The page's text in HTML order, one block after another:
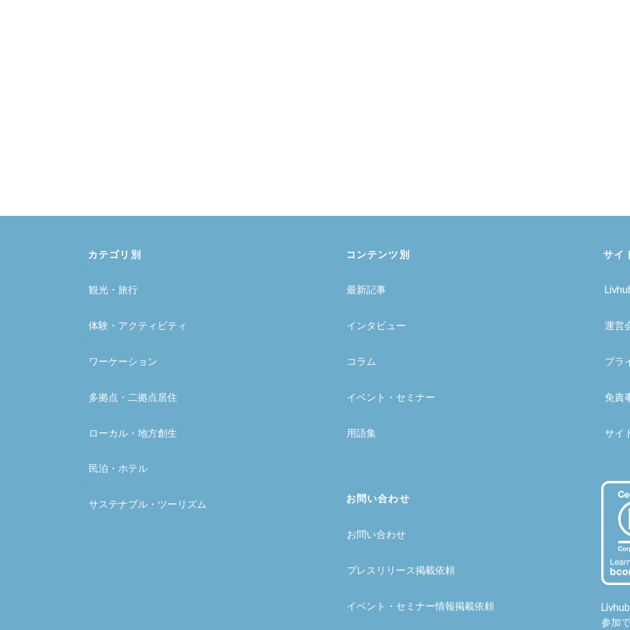
カテゴリ別
観光・旅行
体験・アクティビティ
ワーケーション
多拠点・二拠点居住
ローカル・地方創生
民泊・ホテル
サステナブル・ツーリズム
コンテンツ別
最新記事
インタビュー
コラム
イベント・セミナー
用語集
お問い合わせ
お問い合わせ
プレスリリース掲載依頼
イベント・セミナー情報掲載依頼
サイ
運営
プラ
免責
サイ
参加